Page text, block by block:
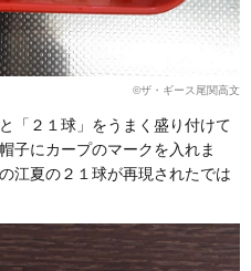
©︎ザ・ギース尾関高文
「２１球」をうまく盛り付けて
子にカープのマークを入れま
江夏の２１球が再現されたでは